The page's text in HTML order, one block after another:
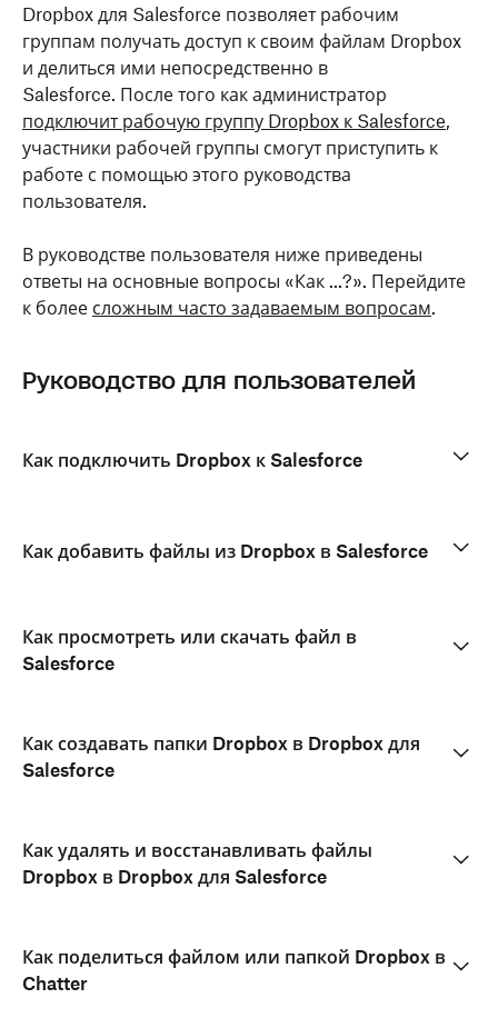
Dropbox для Salesforce позволяет рабочим
группам получать доступ к своим файлам Dropbox
и делиться ими непосредственно в
Salesforce. После того как администратор
подключит рабочую группу Dropbox к Salesforce,
участники рабочей группы смогут приступить к
работе с помощью этого руководства
пользователя.
В руководстве пользователя ниже приведены
ответы на основные вопросы «Как ...?». Перейдите
к более сложным часто задаваемым вопросам.
Руководство для пользователей
Как подключить Dropbox к Salesforce
Как добавить файлы из Dropbox в Salesforce
Как просмотреть или скачать файл в
Salesforce
Как создавать папки Dropbox в Dropbox для
Salesforce
Как удалять и восстанавливать файлы
Dropbox в Dropbox для Salesforce
Как поделиться файлом или папкой Dropbox в
Chatter